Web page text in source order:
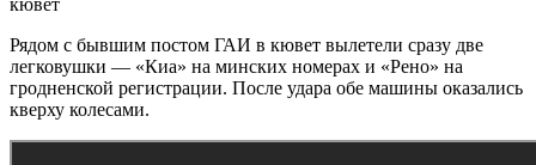
Рядом с бывшим постом ГАИ в кювет вылетели сразу две
легковушки — «Киа» на минских номерах и «Рено» на
гродненской регистрации. После удара обе машины оказались
кверху колесами.